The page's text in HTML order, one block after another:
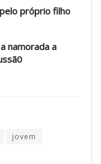
próprio filho
namorada a
jovem